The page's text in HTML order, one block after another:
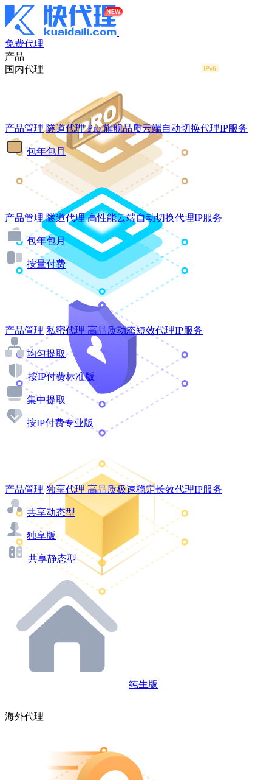
免费代理
产品
国内代理
产品管理 隧道代理Pro 旗舰品质云端自动切换代理IP服务
包年包月
产品管理 隧道代理 高性能云端自动切换代理IP服务
包年包月
按量付费
产品管理 私密代理 高品质动态短效代理IP服务
均匀提取
按IP付费标准版
集中提取
按IP付费专业版
产品管理 独享代理 高品质极速稳定长效代理IP服务
共享动态型
独享版
共享静态型
纯生版
海外代理